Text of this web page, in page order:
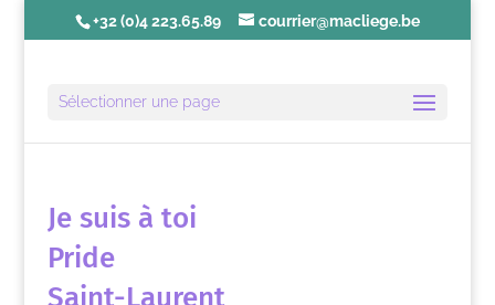
+32 (0)4 223.65.89 courrier@macliege.be
Sélectionner une page
Je suis à toi
Pride
Saint-Laurent